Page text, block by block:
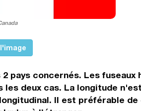
pays concernés. Les
deux cas. La longitude
Il est préférable